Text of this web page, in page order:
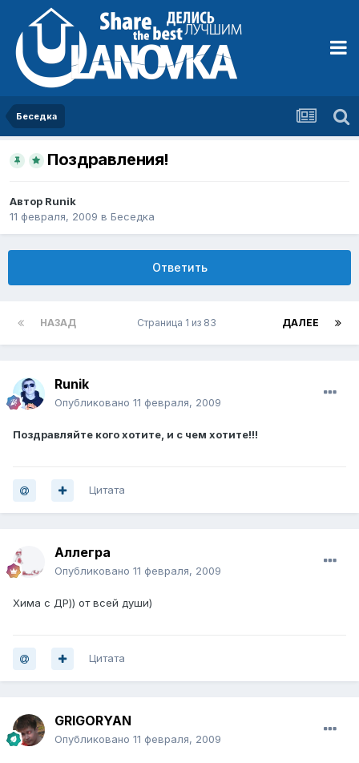
Беседка
Поздравления!
Автор Runik
11 февраля, 2009 в Беседка
Ответить
НАЗАД ДАЛЕЕ
Страница 1 из 83
Runik
Опубликовано 11 февраля, 2009
Поздравляйте кого хотите, и с чем хотите!!!
Цитата
Аллегра
Опубликовано 11 февраля, 2009
Хима с ДР)) от всей души)
Цитата
GRIGORYAN
Опубликовано 11 февраля, 2009